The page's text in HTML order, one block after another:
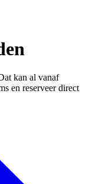
kan al vanaf
en reserveer direct